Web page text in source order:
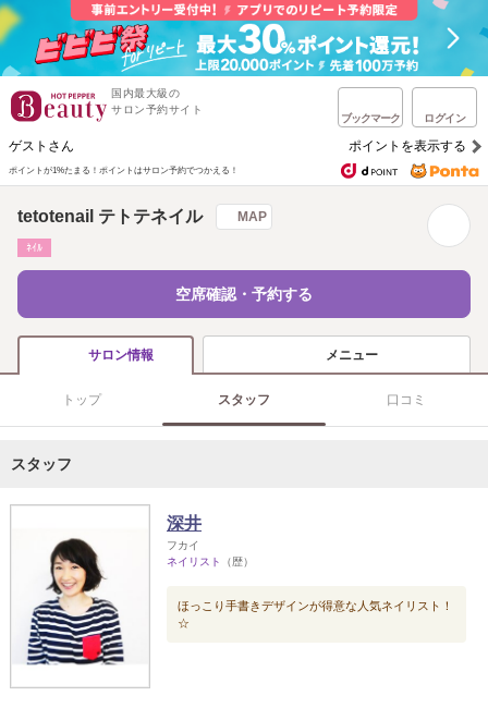
国内最大級の
サロン予約サイト
ブックマーク ログイン
ゲストさん ポイントを表示する
ポイントが1%たまる！ ポイントはサロン予約でつかえる！
tetotenail テトテネイル MAP
ﾈｲﾙ
空席確認・予約する
サロン情報 メニュー
トップ スタッフ 口コミ
スタッフ
深井
フカイ
ネイリスト
（歴）
ほっこり手書きデザインが得意な人気ネイリスト！
☆